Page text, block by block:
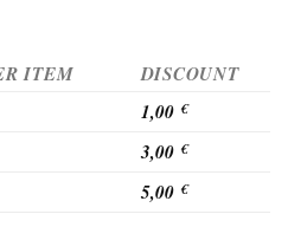
ITEM DISCOUNT
1,00 €
3,00 €
5,00 €